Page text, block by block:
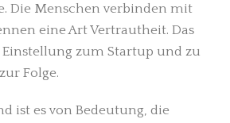
Die Menschen verbinden mit
eine Art Vertrautheit. Das
zum Startup und zu
Folge.
ist es von Bedeutung, die